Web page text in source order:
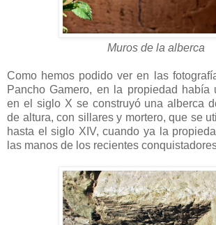
Muros de la alberca
Como hemos podido ver en las
Pancho Gamero, en la propiedad había
en el siglo X se construyó una alberca
de altura, con sillares y mortero, que se
hasta el siglo XIV, cuando ya la
las manos de los recientes